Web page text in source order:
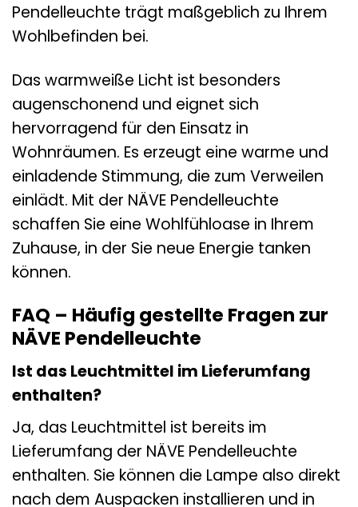
Pendelleuchte trägt maßgeblich zu Ihrem
Wohlbefinden bei.
Das warmweiße Licht ist besonders
augenschonend und eignet sich
hervorragend für den Einsatz in
Wohnräumen. Es erzeugt eine warme und
einladende Stimmung, die zum Verweilen
einlädt. Mit der NÄVE Pendelleuchte
schaffen Sie eine Wohlfühloase in Ihrem
Zuhause, in der Sie neue Energie tanken
können.
FAQ – Häufig gestellte Fragen zur
NÄVE Pendelleuchte
Ist das Leuchtmittel im Lieferumfang
enthalten?
Ja, das Leuchtmittel ist bereits im
Lieferumfang der NÄVE Pendelleuchte
enthalten. Sie können die Lampe also direkt
nach dem Auspacken installieren und in